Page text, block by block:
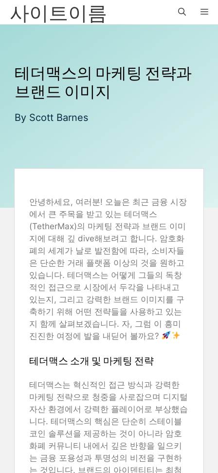
Skip사이트이름
테더맥스의 마케팅 전략과
브랜드 이미지
By Scott Barnes
안녕하세요, 여러분! 오늘은 최근 금융 시장
에서 큰 주목을 받고 있는 테더맥스
(TetherMax)의 마케팅 전략과 브랜드 이미
지에 대해 깊 dive해보려고 합니다. 암호화
폐의 세계가 날로 발전함에 따라, 소비자들
은 단순한 거래 플랫폼 이상의 것을 원하고
있습니다. 테더맥스는 어떻게 그들의 독창
적인 접근으로 시장에서 두각을 나타내고
있는지, 그리고 강력한 브랜드 이미지를 구
축하기 위해 어떤 전략들을 사용하고 있는
지 함께 살펴보겠습니다. 자, 그럼 이 흥미
진진한 여정에 발을 내딛어 볼까요?
테더맥스 소개 및 마케팅 전략
테더맥스는 혁신적인 접근 방식과 강력한
마케팅 전략으로 청중을 사로잡으며 디지털
자산 환경에서 강력한 플레이어로 부상했습
니다. 테더맥스의 핵심은 단순히 스테이블
코인 솔루션을 제공하는 것이 아니라 암호
화폐 커뮤니티 내에서 깊은 반향을 일으키
는 금융 포용성과 투명성의 비전을 구현하
는 것입니다. 브랜드의 아이덴티티는 최첨